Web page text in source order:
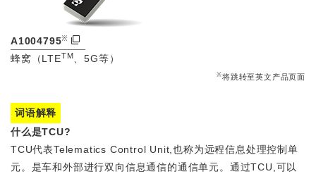
A1004795※
蜂窝（LTETM 、5G等）
※将跳转至英文产品页面
词语解释
什么是TCU?
TCU代表Telematics Control Unit,也称为远程信息处理控制单
元。是车和外部进行双向信息通信的通信单元。通过TCU,可以